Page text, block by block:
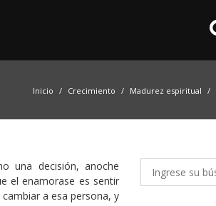
Inicio Crecimiento Madurez espiritual
una decisión, anoche
el enamorase es sentir
a esa persona, y